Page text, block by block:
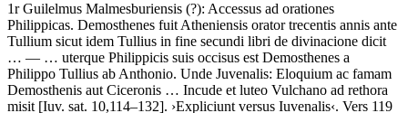
1rGuilelmus Malmesburiensis (?): Accessus ad orationes
Philippicas. Demosthenes fuit Atheniensis orator trecentis annis ante
Tullium sicut idem Tullius in fine secundi libri de divinacione dicit
… — … uterque Philippicis suis occisus est Demosthenes a
Philippo Tullius ab Anthonio. Unde Juvenalis: Eloquium ac famam
Demosthenis aut Ciceronis … Incude et luteo Vulchano ad rethora
misit [Iuv. sat. 10,114–132]. ›Expliciunt versus Iuvenalis‹. Vers 119